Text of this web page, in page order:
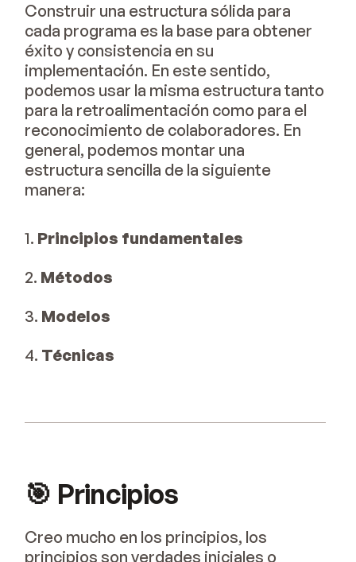
Construir una estructura sólida para
cada programa es la base para obtener
éxito y consistencia en su
implementación. En este sentido,
podemos usar la misma estructura tanto
para la retroalimentación como para el
reconocimiento de colaboradores. En
general, podemos montar una
estructura sencilla de la siguiente
manera:
1. Principios fundamentales
2. Métodos
3. Modelos
4. Técnicas
🎯 Principios
Creo mucho en los principios, los
principios son verdades iniciales o